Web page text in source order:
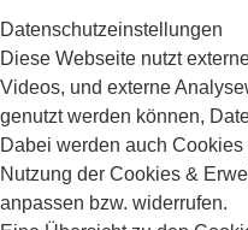
Daten­schutz­ein­stellungen
Diese Webseite nutzt
Videos, und externe
genutzt werden können,
Dabei werden auch
Nutzung der Cookies &
anpassen bzw. widerrufen.